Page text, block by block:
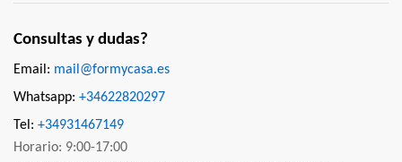
Consultas y dudas?
Email: mail@formycasa.es
Whatsapp: +34622820297
Tel: +34931467149
Horario: 9:00-17:00